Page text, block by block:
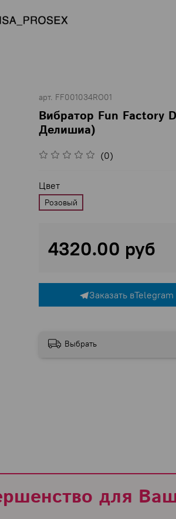
арт. FF001034RO01
Вибратор Fun Factory
Делишиа)
(0)
Цвет
Розовый
4320.00 руб
Заказать вTelegram
Выбрать
для